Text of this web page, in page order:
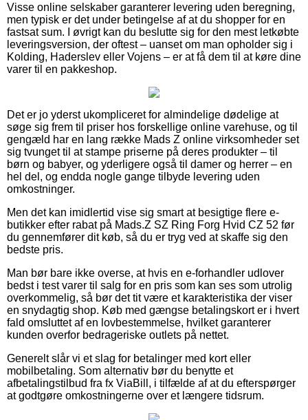
Visse online selskaber garanterer levering uden beregning,
men typisk er det under betingelse af at du shopper for en
fastsat sum. I øvrigt kan du beslutte sig for den mest letkøbte
leveringsversion, der oftest – uanset om man opholder sig i
Kolding, Haderslev eller Vojens – er at få dem til at køre dine
varer til en pakkeshop.
Det er jo yderst ukompliceret for almindelige dødelige at
søge sig frem til priser hos forskellige online varehuse, og til
gengæld har en lang række Mads Z online virksomheder set
sig tvunget til at stampe priserne på deres produkter – til
børn og babyer, og yderligere også til damer og herrer – en
hel del, og endda nogle gange tilbyde levering uden
omkostninger.
Men det kan imidlertid vise sig smart at besigtige flere e-
butikker efter rabat på Mads.Z SZ Ring Forg Hvid CZ 52 før
du gennemfører dit køb, så du er tryg ved at skaffe sig den
bedste pris.
Man bør bare ikke overse, at hvis en e-forhandler udlover
bedst i test varer til salg for en pris som kan ses som utrolig
overkommelig, så bør det tit være et karakteristika der viser
en snydagtig shop. Køb med gængse betalingskort er i hvert
fald omsluttet af en lovbestemmelse, hvilket garanterer
kunden overfor bedrageriske outlets på nettet.
Generelt slår vi et slag for betalinger med kort eller
mobilbetaling. Som alternativ bør du benytte et
afbetalingstilbud fra fx ViaBill, i tilfælde af at du efterspørger
at godtgøre omkostningerne over et længere tidsrum.